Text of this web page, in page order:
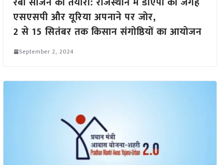
एसएसपी और यूरिया अपनाने पर जोर,
2 से 15 सितंबर तक किसान संगोष्ठियों का आयोजन
September 2, 2024